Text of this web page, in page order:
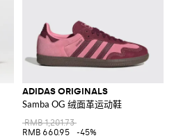
ADIDAS ORIGINALS
Samba OG 绒面革运动鞋
RMB 1,201.73
RMB 660.95
-45%